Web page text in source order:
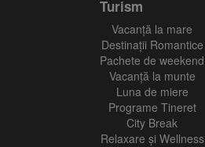
Turism
Vacanţă la mare
Destinații Romantice
Pachete de weekend
Vacanță la munte
Luna de miere
Programe Tineret
City Break
Relaxare și Wellness